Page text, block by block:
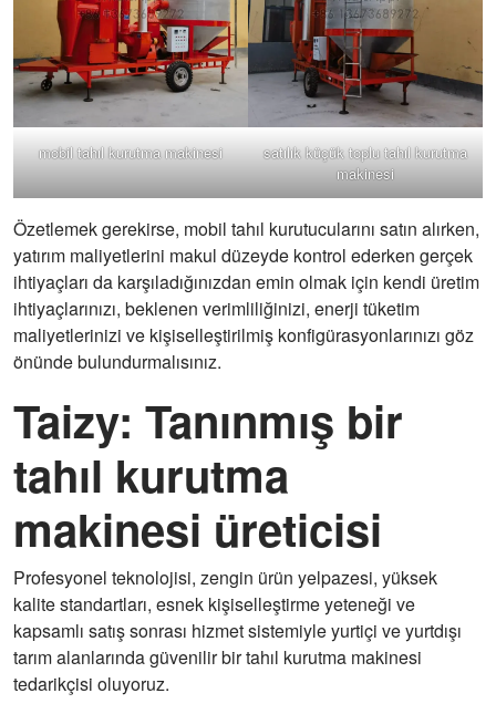
mobil tahıl kurutma makinesi
satılık küçük toplu tahıl kurutma
makinesi
Özetlemek gerekirse, mobil tahıl kurutucularını satın alırken,
yatırım maliyetlerini makul düzeyde kontrol ederken gerçek
ihtiyaçları da karşıladığınızdan emin olmak için kendi üretim
ihtiyaçlarınızı, beklenen verimliliğinizi, enerji tüketim
maliyetlerinizi ve kişiselleştirilmiş konfigürasyonlarınızı göz
önünde bulundurmalısınız.
Taizy: Tanınmış bir
tahıl kurutma
makinesi üreticisi
Profesyonel teknolojisi, zengin ürün yelpazesi, yüksek
kalite standartları, esnek kişiselleştirme yeteneği ve
kapsamlı satış sonrası hizmet sistemiyle yurtiçi ve yurtdışı
tarım alanlarında güvenilir bir tahıl kurutma makinesi
tedarikçisi oluyoruz.